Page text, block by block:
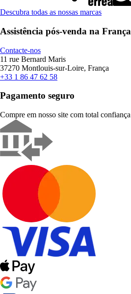
Descubra todas as nossas marcas
Assistência pós-venda na França
Contacte-nos
11 rue Bernard Maris
37270 Montlouis-sur-Loire, França
+33 1 86 47 62 58
Pagamento seguro
Compre em nosso site com total confiança